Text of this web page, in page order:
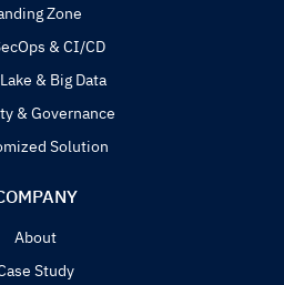
Zone
& CI/CD
& Big Data
& Governance
Solution
About
Study